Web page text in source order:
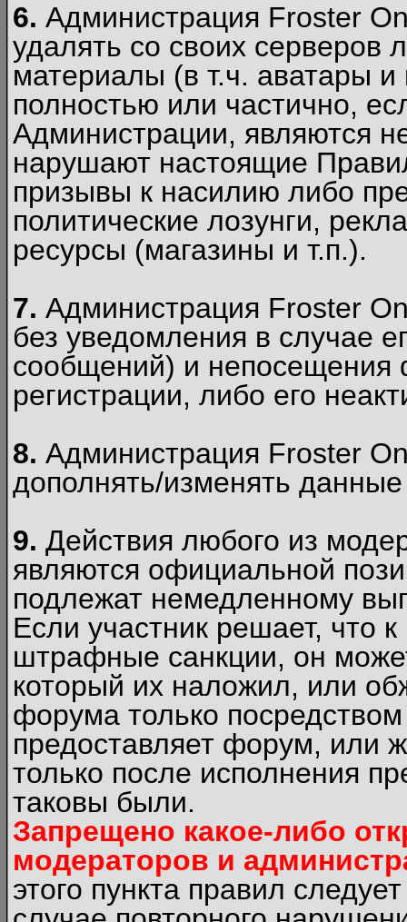
6. Администрация Froster
удалять со своих
материалы (в т.ч. аватары и
полностью или частично,
Администрации, являются
нарушают настоящие
призывы к насилию либо
политические лозунги,
ресурсы (магазины и т.п.).
7. Администрация Froster
без уведомления в случае
сообщений) и непосещения
регистрации, либо его
8. Администрация Froster
дополнять/изменять
9. Действия любого из
являются официальной
подлежат немедленному
Если участник решает, что
штрафные санкции, он
который их наложил, или
форума только
предоставляет форум, или
только после исполнения
таковы были.
Запрещено какое-либо
модераторов и
этого пункта правил